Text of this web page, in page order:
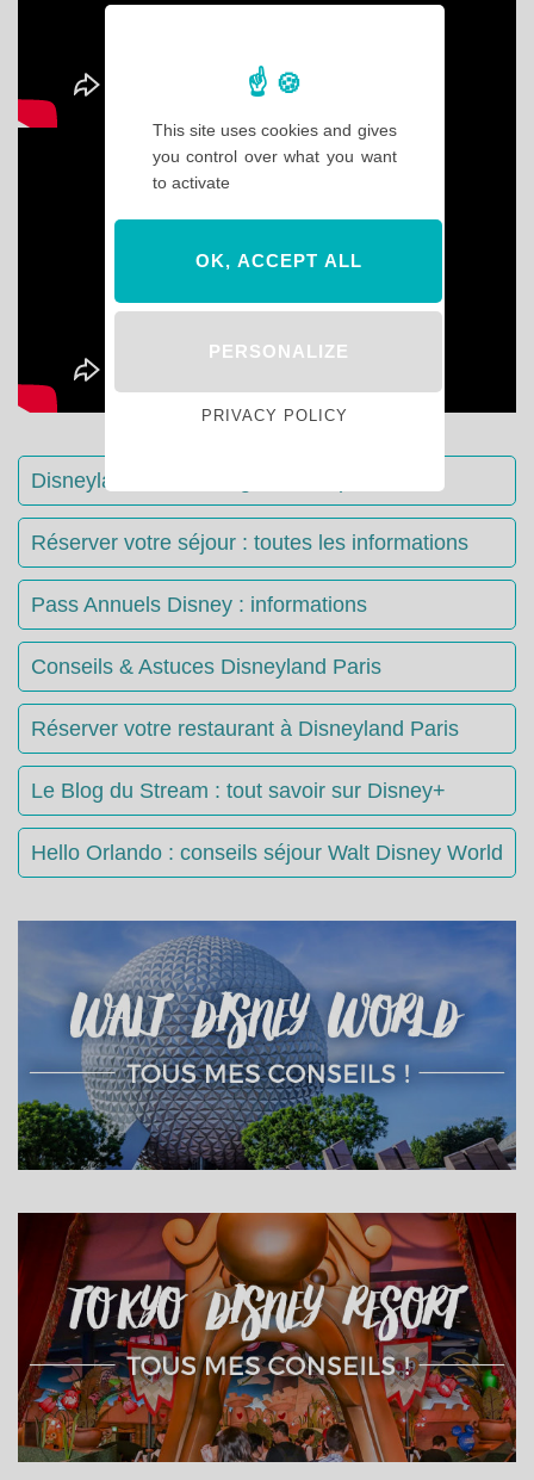
Disneyland Paris : Le guide complet
Réserver votre séjour : toutes les informations
Pass Annuels Disney : informations
Conseils & Astuces Disneyland Paris
Réserver votre restaurant à Disneyland Paris
Le Blog du Stream : tout savoir sur Disney+
Hello Orlando : conseils séjour Walt Disney World
This site uses cookies and gives
you control over what you want
to activate
OK, ACCEPT ALL
PERSONALIZE
PRIVACY POLICY